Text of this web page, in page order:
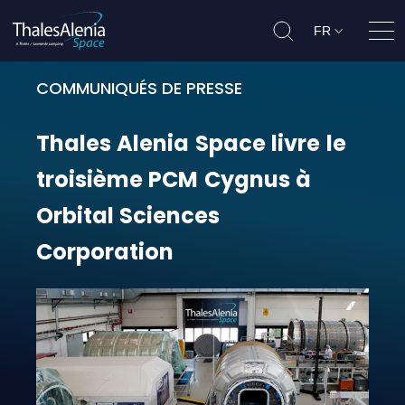
FR
COMMUNIQUÉS DE PRESSE
Thales Alenia Space livre le
ThalesAlenia Space livre le
troisième PCM Cygnus à
Orbital Sciences
Corporation